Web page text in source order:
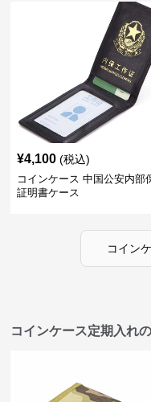
¥4,100 (税込)
コインケース 中国公安内部
証明書ケース
コイン
コインケース定期入れ